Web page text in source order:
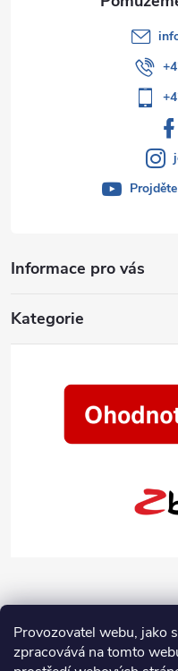
Provozovatel webu, jako
zpracovává na tomto
Informace pro vás
Kategorie